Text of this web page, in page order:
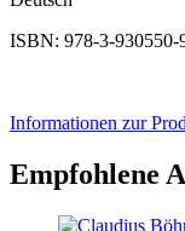
ISBN: 978-3-930550-
Informationen zur
Empfohlene